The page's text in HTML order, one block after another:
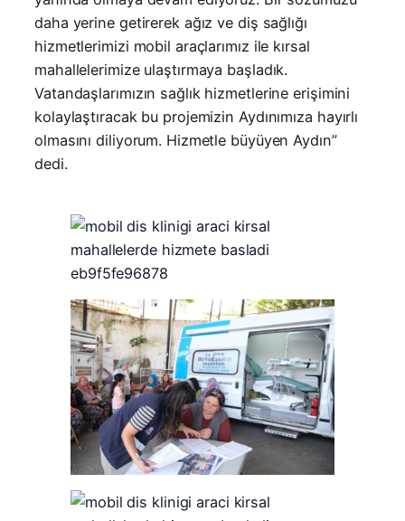
daha yerine getirerek ağız ve diş sağlığı
hizmetlerimizi mobil araçlarımız ile kırsal
mahallelerimize ulaştırmaya başladık.
Vatandaşlarımızın sağlık hizmetlerine erişimini
kolaylaştıracak bu projemizin Aydınımıza hayırlı
olmasını diliyorum. Hizmetle büyüyen Aydın”
dedi.